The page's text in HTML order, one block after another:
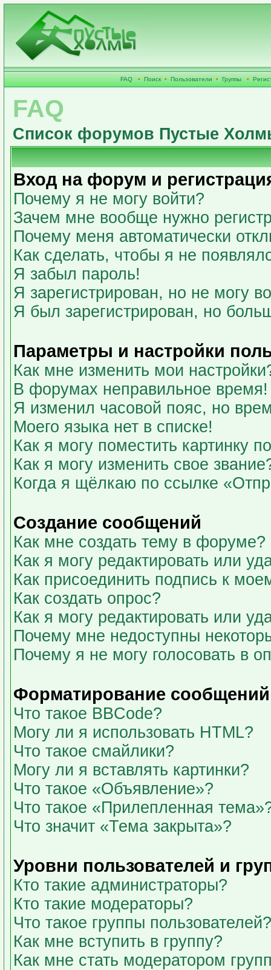
FAQ • Поиск • Пользователи • Группы •
FAQ
Список форумов Пустые
Вход на форум и
Почему я не могу войти?
Зачем мне вообще нужно
Почему меня автоматически
Как сделать, чтобы я не
Я забыл пароль!
Я зарегистрирован, но не могу
Я был зарегистрирован, но
Параметры и настройки
Как мне изменить мои
В форумах неправильное время!
Я изменил часовой пояс, но
Моего языка нет в списке!
Как я могу поместить картинку
Как я могу изменить свое
Когда я щёлкаю по ссылке
Создание сообщений
Как мне создать тему в форуме?
Как я могу редактировать или
Как присоединить подпись к
Как создать опрос?
Как я могу редактировать или
Почему мне недоступны
Почему я не могу голосовать в
Форматирование
Что такое BBCode?
Могу ли я использовать HTML?
Что такое смайлики?
Могу ли я вставлять картинки?
Что такое «Объявление»?
Что такое «Прилепленная
Что значит «Тема закрыта»?
Уровни пользователей и
Кто такие администраторы?
Кто такие модераторы?
Что такое группы пользователей?
Как мне вступить в группу?
Как мне стать модератором